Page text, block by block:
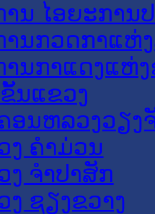
ານ ໄອຍະການ
ານກວດກາແຫ່
ານກາແດງແຫ່
ນແຂວງ
ອນ​ຫລວງວຽງ
ງ ຄໍາມ່ວນ
ງ ຈໍາປາສັກ
ງ ຊຽງຂວາງ